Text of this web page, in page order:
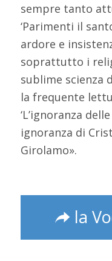
sempre tanto
‘Parimenti il
ardore e
soprattutto i
sublime scienza
la frequente
‘L’ignoranza
ignoranza di
Girolamo».
la